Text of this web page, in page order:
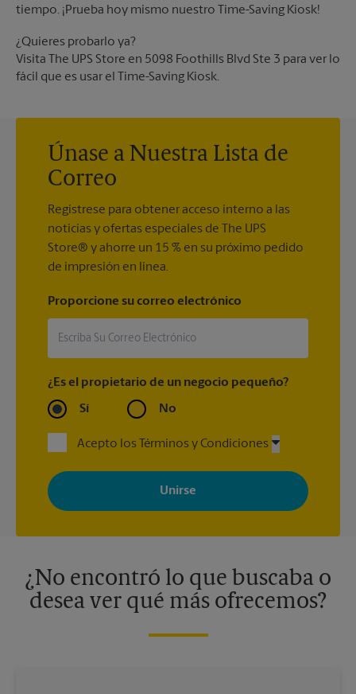
tiempo. ¡Prueba hoy mismo nuestro Time-Saving Kiosk!
¿Quieres probarlo ya?
Visita The UPS Store en 5098 Foothills Blvd Ste 3 para ver lo
fácil que es usar el Time-Saving Kiosk.
Únase a Nuestra Lista de
Correo
Regístrese para obtener acceso interno a las
noticias y ofertas especiales de The UPS
Store® y ahorre un 15 % en su próximo pedido
de impresión en línea.
Proporcione su correo electrónico
¿Es el propietario de un negocio pequeño?
Sí No
Acepto los Términos y Condiciones
Al registrarse, acepta recibir correos electrónicos de The UPS
Store con noticias, ofertas especiales, promociones y mensajes
adaptados a sus intereses. Puede darse de baja en cualquier
momento. Para más información, consulte nuestra política de
¿No encontró lo que buscaba o
desea ver qué más ofrecemos?